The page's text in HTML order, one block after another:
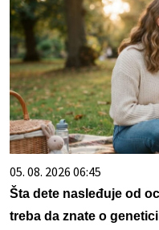
05. 08. 2026 06:45
Šta dete nasleđuje od
treba da znate o genetici